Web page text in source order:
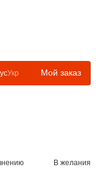
Укр Мой заказ
В желания